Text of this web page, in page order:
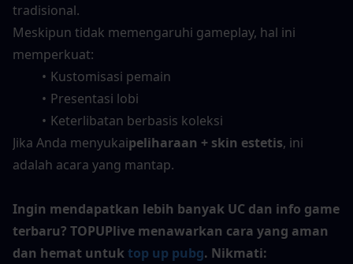
tradisional.
Meskipun tidak memengaruhi gameplay, hal ini
memperkuat:
Kustomisasi pemain
Presentasi lobi
Keterlibatan berbasis koleksi
Jika Anda menyukaipeliharaan + skin estetis, ini
adalah acara yang mantap.
Ingin mendapatkan lebih banyak UC dan info game
terbaru? TOPUPlive menawarkan cara yang aman
dan hemat untuk top up pubg. Nikmati: